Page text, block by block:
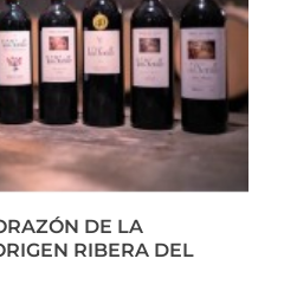
DE LA
RIBERA DEL